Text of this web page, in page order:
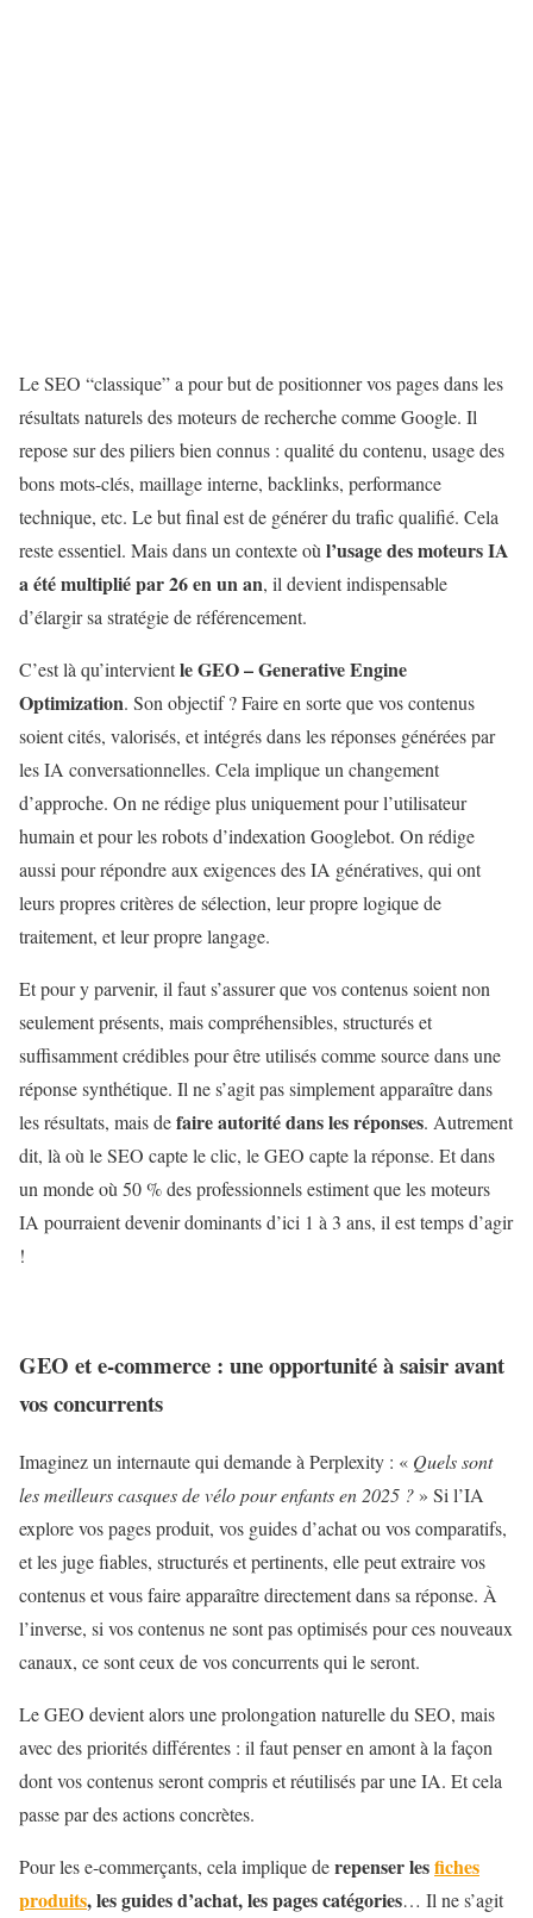
Le SEO “classique” a pour but de positionner vos pages dans les
résultats naturels des moteurs de recherche comme Google. Il
repose sur des piliers bien connus : qualité du contenu, usage des
bons mots-clés, maillage interne, backlinks, performance
technique, etc. Le but final est de générer du trafic qualifié. Cela
reste essentiel. Mais dans un contexte où l’usage des moteurs IA
a été multiplié par 26 en un an, il devient indispensable
d’élargir sa stratégie de référencement.
C’est là qu’intervientle GEO – Generative Engine
Optimization. Son objectif ? Faire en sorte que vos contenus
soient cités, valorisés, et intégrés dans les réponses générées par
les IA conversationnelles. Cela implique un changement
d’approche. On ne rédige plus uniquement pour l’utilisateur
humain et pour les robots d’indexation Googlebot. On rédige
aussi pour répondre aux exigences des IA génératives, qui ont
leurs propres critères de sélection, leur propre logique de
traitement, et leur propre langage.
Et pour y parvenir, il faut s’assurer que vos contenus soient non
seulement présents, mais compréhensibles, structurés et
suffisamment crédibles pour être utilisés comme source dans une
réponse synthétique. Il ne s’agit pas simplement apparaître dans
les résultats, mais defaire autorité dans les réponses. Autrement
dit, là où le SEO capte le clic, le GEO capte la réponse. Et dans
un monde où 50 % des professionnels estiment que les moteurs
IA pourraient devenir dominants d’ici 1 à 3 ans, il est temps d’agir
!
GEO et e-commerce : une opportunité à saisir avant
vos concurrents
Imaginez un internaute qui demande à Perplexity : « Quels sont
les meilleurs casques de vélo pour enfants en 2025 ? » Si l’IA
explore vos pages produit, vos guides d’achat ou vos comparatifs,
et les juge fiables, structurés et pertinents, elle peut extraire vos
contenus et vous faire apparaître directement dans sa réponse. À
l’inverse, si vos contenus ne sont pas optimisés pour ces nouveaux
canaux, ce sont ceux de vos concurrents qui le seront.
Le GEO devient alors une prolongation naturelle du SEO, mais
avec des priorités différentes : il faut penser en amont à la façon
dont vos contenus seront compris et réutilisés par une IA. Et cela
passe par des actions concrètes.
Pour les e-commerçants, cela implique derepenser lesfiches
produits, les guides d’achat, les pages catégories… Il ne s’agit